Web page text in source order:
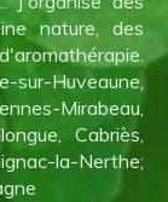
nature, des
Huveaune,
Mirabeau,
Cabriès,
la-Nerthe;